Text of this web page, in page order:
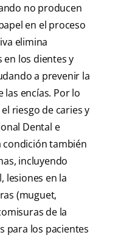
no producen
en el proceso
elimina
en los dientes y
a prevenir la
las encías. Por lo
riesgo de caries y
Dental e
condición también
incluyendo
lesiones en la
(muguet,
de la
para los pacientes